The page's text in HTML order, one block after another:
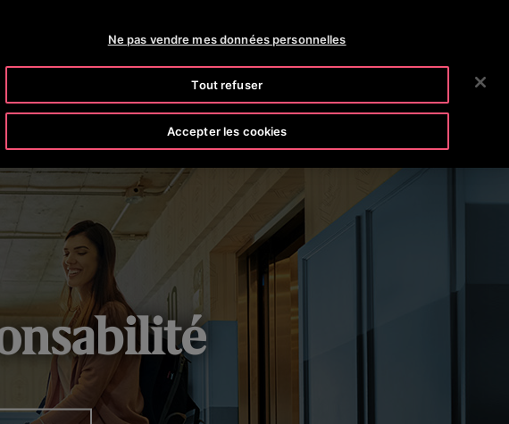
OTISLINE NEWS
RECHERCHER
ENVIRONNEMENT ET IMPACT EQUIPES ET COMMUNAUTÉS
Ne pas vendre mes données personnelles
Tout refuser
Accepter les cookies